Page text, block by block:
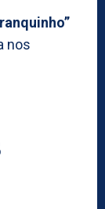
nos